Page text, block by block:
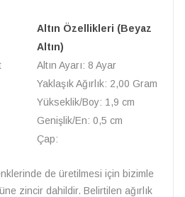
Altın Özellikleri (Beyaz
Altın)
Altın Ayarı: 8 Ayar
Yaklaşık Ağırlık: 2,00 Gram
Yükseklik/Boy: 1,9 cm
Genişlik/En: 0,5 cm
Çap:
de üretilmesi için bizimle
zincir dahildir. Belirtilen ağırlık